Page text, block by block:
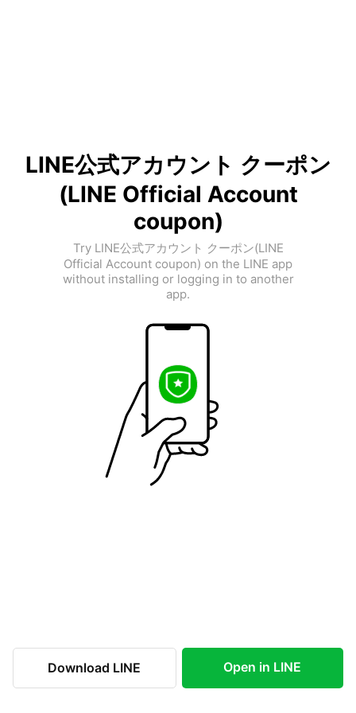
LINE公式アカウント クーポン
(LINE Official Account
coupon)
Try LINE公式アカウント クーポン(LINE
Official Account coupon) on the LINE app
without installing or logging in to another
app.
Download LINE Open in LINE